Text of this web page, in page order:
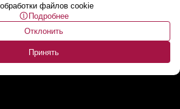
обработки файлов cookie
Подробнее
Отклонить
Принять
на ЭТО обратил
О чем Россия попросила